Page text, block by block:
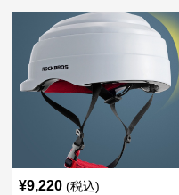
¥9,220 (税込)